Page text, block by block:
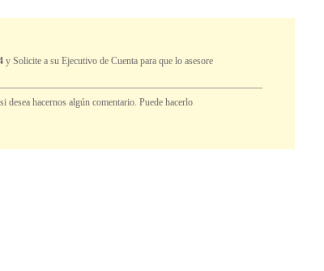
y Solicite a su Ejecutivo de Cuenta para que lo asesore
desea hacernos algún comentario. Puede hacerlo